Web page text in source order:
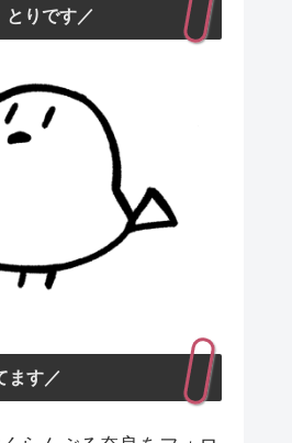
とりです／
ます／